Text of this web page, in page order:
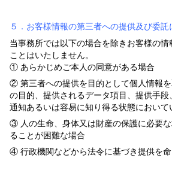
５．お客様情報の第三者への提供及び委託
当事務所では以下の場合を除きお客様の
ことはいたしません。
① あらかじめご本人の同意がある場合
② 第三者への提供を目的として個人情報
の目的、提供されるデータ項目、提供手
通知あるいは容易に知り得る状態において
③ 人の生命、身体又は財産の保護に必要
ることが困難な場合
④ 行政機関などから法令に基づき提供を